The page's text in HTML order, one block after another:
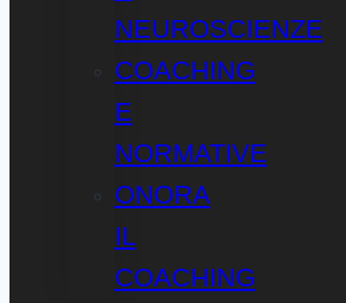
NEUROSCIENZE
COACHING
E
NORMATIVE
ONORA
IL
COACHING